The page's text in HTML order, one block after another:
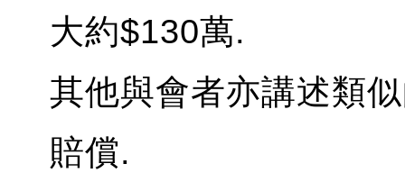
大約$130萬.
其他與會者亦講述類
賠償.